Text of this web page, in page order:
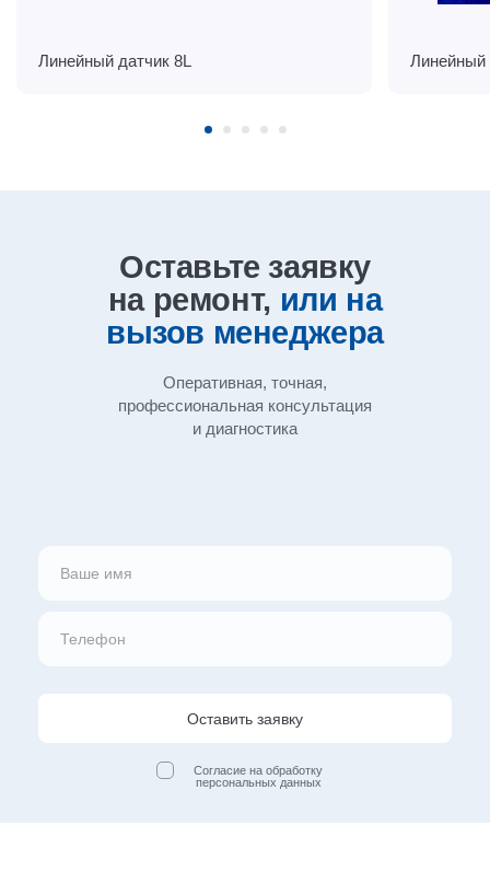
Линейный датчик 8L Линейный
Оставьте заявку
на ремонт, или на
вызов менеджера
Оперативная, точная,
профессиональная консультация
и диагностика
Оставить заявку
Согласие на обработку
персональных данных